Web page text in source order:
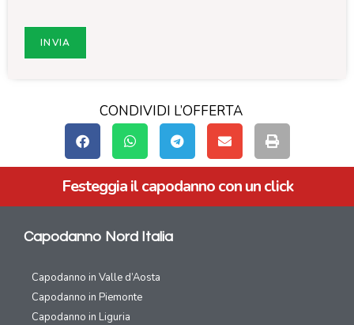
CONDIVIDI L’OFFERTA
Festeggia il capodanno con un click
Capodanno Nord Italia
Capodanno in Valle d’Aosta
Capodanno in Piemonte
Capodanno in Liguria